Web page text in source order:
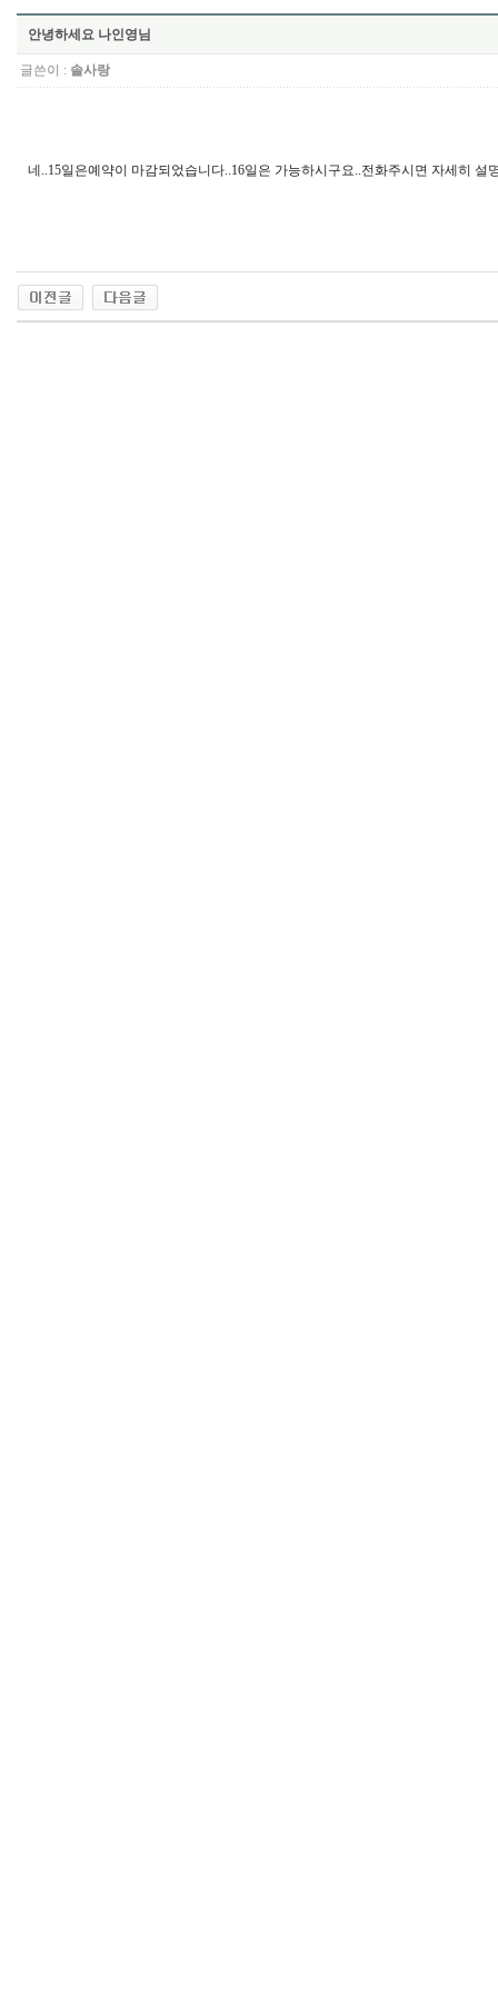
안녕하세요 나인영님
글쓴이 : 솔사랑
네..15일은예약이 마감되었습니다..16일은 가능하시구요..전화주시면 자세히 설